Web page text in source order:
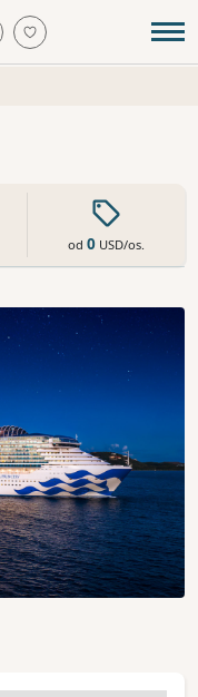
od 0USD/os.